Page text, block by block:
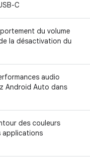
C
du volume
la désactivation du
audio
Android Auto dans
des couleurs
applications